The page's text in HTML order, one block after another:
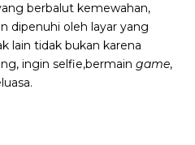
berbalut kemewahan,
dipenuhi oleh layar yang
lain tidak bukan karena
ingin selfie,bermain game,